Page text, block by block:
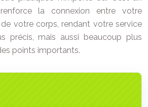
la connexion entre votre
de votre corps, rendant votre service
précis, mais aussi beaucoup plus
points importants.